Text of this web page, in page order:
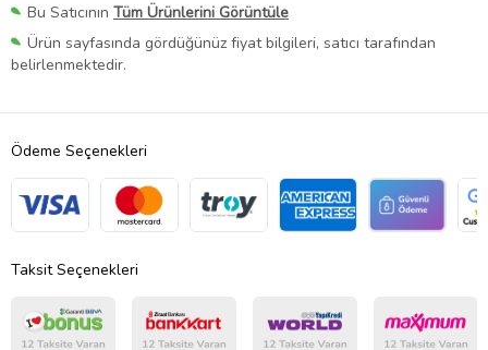
Bu Satıcının Tüm Ürünlerini Görüntüle
Ürün sayfasında gördüğünüz fiyat bilgileri, satıcı tarafından
belirlenmektedir.
Ödeme Seçenekleri
Taksit Seçenekleri